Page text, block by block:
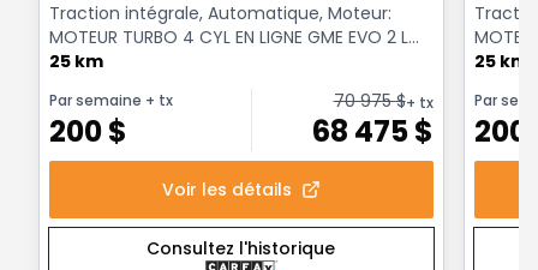
Traction intégrale, Automatique, Moteur:
MOTEUR TURBO 4 CYL EN LIGNE GME EVO 2 L
A/ARR-DEM - 4 Cyl. ...
25 km
Par semaine + tx
200$
70 975$+ tx
68 475$
Voir les détails
Consultez l'historique
A/
25 km
Par
200